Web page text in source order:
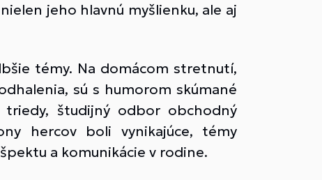
jeho hlavnú myšlienku, ale aj
témy. Na domácom stretnutí,
sú s humorom skúmané
triedy, študijný odbor obchodný
hercov boli vynikajúce, témy
a komunikácie v rodine.